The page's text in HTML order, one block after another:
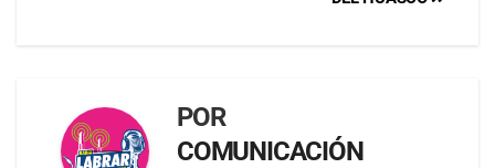
POR
COMUNICACIÓN